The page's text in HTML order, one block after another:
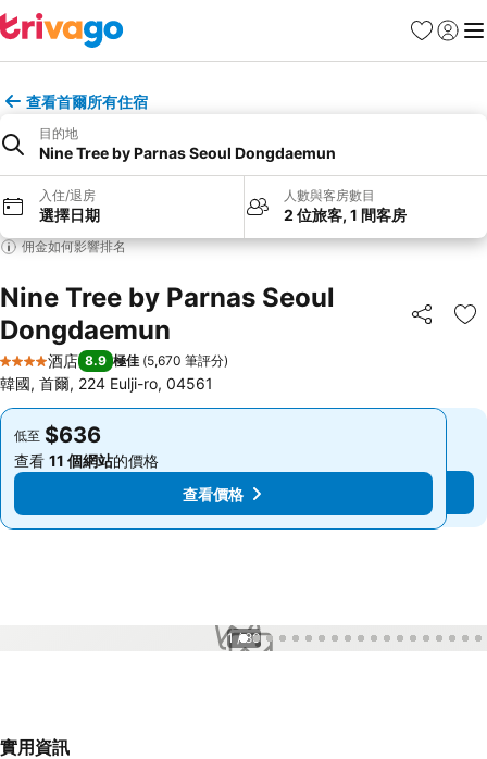
收藏夾
登入 選
查看首爾所有住宿
目的地
Nine Tree by Parnas Seoul Dongdaemun
入住/退房
選擇日期
人數與客房數目
2 位旅客, 1 間客房
佣金如何影響排名
Nine Tree by Parnas Seoul
Dongdaemun
分享 放
4 星級
酒店 8.9 極佳 (5,670 筆評分)
韓國, 首爾, 224 Eulji-ro, 04561
低至 $636
查看 11 個網站的價格
查看價格
低至 $636
查看 11 個網站的價格
查看價格
1 / 80
實用資訊